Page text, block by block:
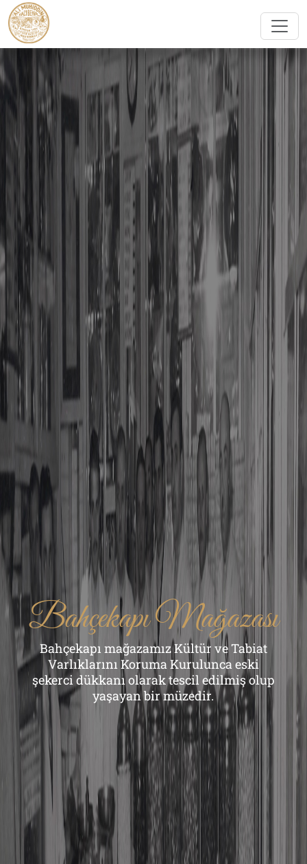
Bahçekapı Mağazası
Bahçekapı mağazamız Kültür ve Tabiat
Varlıklarını Koruma Kurulunca eski
şekerci dükkanı olarak tescil edilmiş olup
yaşayan bir müzedir.